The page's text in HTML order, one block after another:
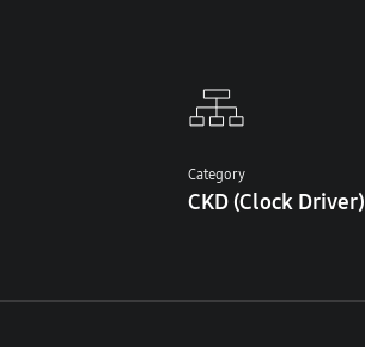
Category
CKD (Clock Driver)